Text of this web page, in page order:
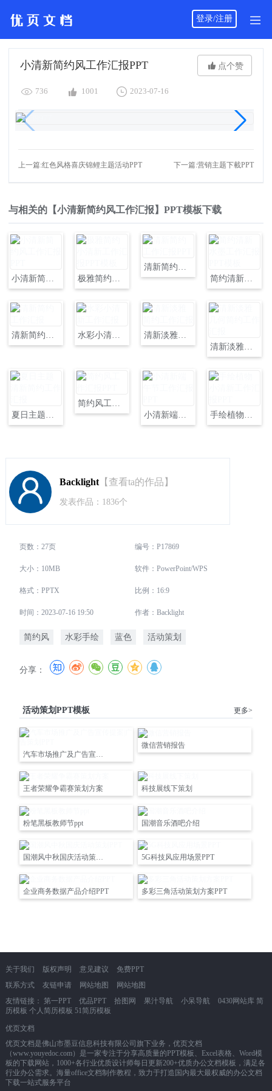
登录/注册
小清新简约风工作汇报PPT  点个赞
 736  1001  2023-07-16
上一篇:红色风格喜庆锦鲤主题活动PPT 下一篇:营销主题下載PPT
与相关的【小清新简约风工作汇报】PPT模板下载
小清新简约风工作汇报PPT 极雅简约小清新工作汇报PPT模板
清新简约工作汇报PPT
简约清新水墨工作汇报PPT模板
清新简约工作汇报 水彩小清新工作汇报
清新淡雅简约工作汇报
清新淡雅几何简约工作汇报
夏日主题清新简约工作汇报
简约风工作汇报PPT
小清新端午节工作汇报PPT
手绘植物小清新工作汇报PPT
Backlight【查看ta的作品】
发表作品：1836个
页数：27页 编号：P17869
大小：10MB 软件：PowerPoint/WPS
格式：PPTX 比例：16:9
时间：2023-07-16 19:50 作者：Backlight
简约风 水彩手绘 蓝色 活动策划
分享：
活动策划PPT模板 更多>
汽车市场推广及广告宣传提案|广告策划PPT
微信营销报告
王者荣耀争霸赛策划方案 科技展线下策划
粉笔黑板教师节ppt 国潮音乐酒吧介绍
国潮风中秋国庆活动策划PPT 5G科技风应用场景PPT
企业商务数据产品介绍PPT 多彩三角活动策划方案PPT
关于我们
联系方式
版权声明
友链申请
意见建议
网站地图
免费PPT
网站地图
友情链接： 第一PPT 优品PPT 拾图网 果汁导航 小呆导航 0430网站库 简
历模板 个人简历模板 51简历模板
优页文档
优页文档是佛山市墨豆信息科技有限公司旗下业务，优页文档
（www.youyedoc.com）是一家专注于分享高质量的PPT模板、Excel表格、Word模
板的下载网站，1000+各行业优质设计师每日更新200+优质办公文档模板，满足各
行业办公需求。海量office文档制作教程，致力于打造国内最大最权威的办公文档
下载一站式服务平台